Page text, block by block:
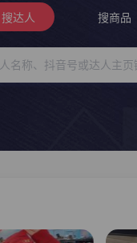
搜达人 搜商品